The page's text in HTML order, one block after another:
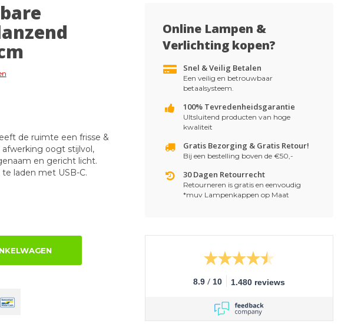
de ruimte een frisse &
oogt stijlvol,
en gericht licht.
laden met USB-C.
Online Lampen &
Verlichting kopen?
Snel & Veilig Betalen
Een veilig en betrouwbaar
betaalsysteem.
100% Tevredenheidsgarantie
UItsluitend producten van hoge
kwaliteit
Gratis Bezorging & Gratis Retour!
Bij een bestelling boven de €50,-
30 Dagen Retourrecht
Retourneren is gratis en eenvoudig
*muv Lampenkappen op Maat
8.9 / 10 1.480 reviews